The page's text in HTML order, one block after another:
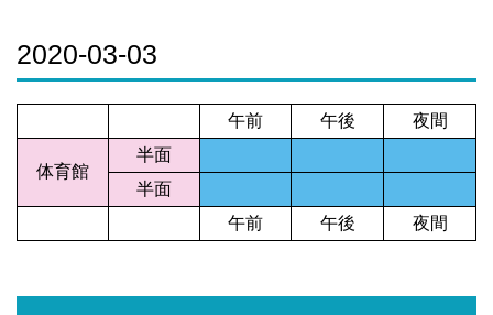
2020-03-03
午前 午後 夜間
体育館
半面
半面
午前
午後 夜間